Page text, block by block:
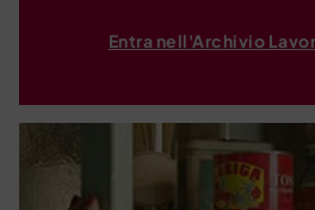
Entra nell'Archivio